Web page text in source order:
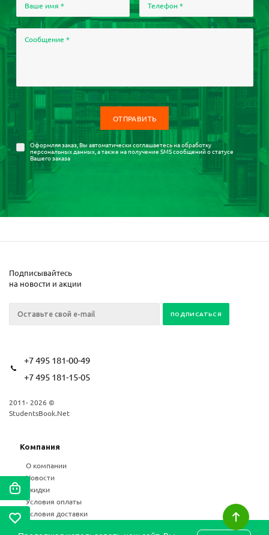
Ваше имя * Телефон *
Сообщение *
Оформляя заказ, Вы автоматически соглашаетесь наобработку
персональных данных, а также на получение SMS сообщений о статусе
Вашего заказа
Подписывайтесь
на новости и акции
+7 495 181-00-49
+7 495 181-15-05
2011- 2026 ©
StudentsBook.Net
Компания
О компании
Новости
Скидки
Условия оплаты
Условия доставки